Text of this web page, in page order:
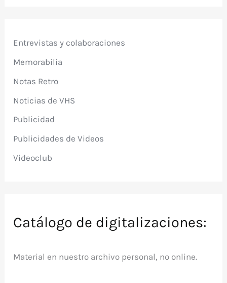
Entrevistas y colaboraciones
Memorabilia
Notas Retro
Noticias de VHS
Publicidad
Publicidades de Videos
Videoclub
Catálogo de digitalizaciones:
Material en nuestro archivo personal, no online.